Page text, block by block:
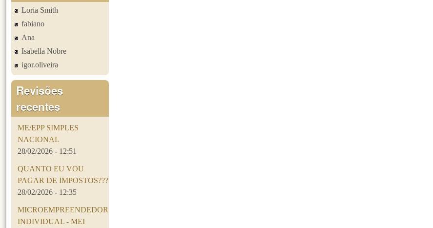
Loria Smith
fabiano
Ana
Isabella Nobre
igor.oliveira
Revisões
recentes
ME/EPP SIMPLES
NACIONAL
28/02/2026 - 12:51
QUANTO EU VOU
PAGAR DE IMPOSTOS???
28/02/2026 - 12:35
MICROEMPREENDEDOR
INDIVIDUAL - MEI